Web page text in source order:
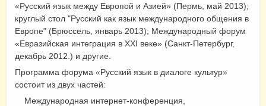
«Русский язык между Европой и Азией» (Пермь, май 2013);
круглый стол "Русский как язык международного общения в
Европе" (Брюссель, январь 2013); Международный форум
«Евразийская интеграция в XXI веке» (Санкт-Петербург,
декабрь 2012.) и другие.
Программа форума «Русский язык в диалоге культур»
состоит из двух частей:
Международная интернет-конференция,